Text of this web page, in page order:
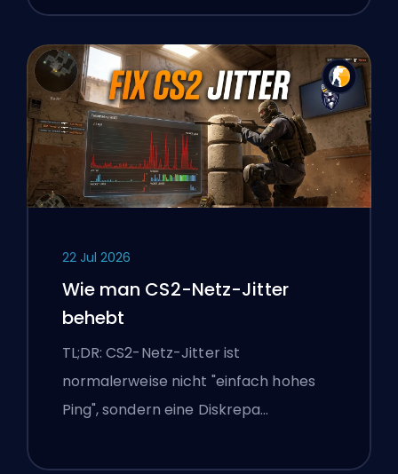
22 Jul 2026
Wie man CS2-Netz-Jitter
behebt
TL;DR: CS2-Netz-Jitter ist
normalerweise nicht "einfach hohes
Ping", sondern eine Diskrepa…